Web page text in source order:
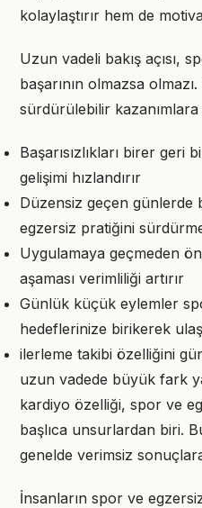
kolaylaştırır hem de
Uzun vadeli bakış açısı,
başarının olmazsa
sürdürülebilir
Başarısızlıkları birer geri
gelişimi hızlandırır
Düzensiz geçen günlerde
egzersiz pratiğini
Uygulamaya geçmeden
aşaması verimliliği artırır
Günlük küçük eylemler
hedeflerinize birikerek
ilerleme takibi özelliğini
uzun vadede büyük fark
kardiyo özelliği, spor ve
başlıca unsurlardan biri.
genelde verimsiz
İnsanların spor ve